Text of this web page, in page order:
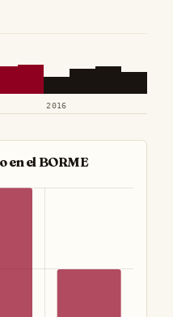
2016
en el BORME